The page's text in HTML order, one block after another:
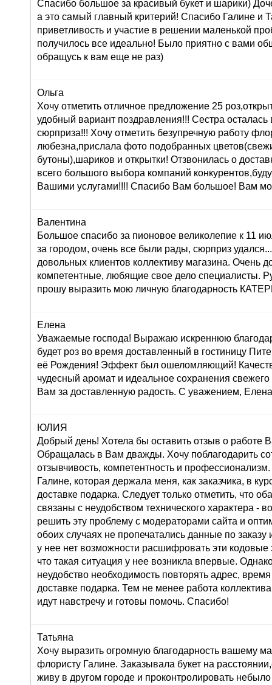
Спасибо большое за красивый букет и шарики)
а это самый главный критерий! Спасибо Галине и
приветливость и участие в решении маленькой
получилось все идеально! Было приятно с вами
обращусь к вам еще не раз)
Ольга
Хочу отметить отличное предложение 25
удобный вариант поздравления!!! Сестра осталась
сюрприза!!! Хочу отметить безупречную работу
любезна,прислала фото подобранных
бутоны),шариков и открытки! Отзвонилась о
всего большого выбора компаний
Вашими услугами!!!! Спасибо Вам большое! Вам
Валентина
Большое спасибо за пионовое великолепие к 11
за городом, очень все были рады, сюрприз
довольных клиентов коллективу магазина. Очень
компетентные, любящие свое дело специалисты.
прошу выразить мою личную благодарность
Елена
Уважаемые господа! Выражаю искреннюю
будет роз во время доставленный в гостиницу
её Рождения! Эффект был ошеломляющий!
чудесный аромат и идеальное сохранения
Вам за доставленную радость. С уважением,
ЮЛИЯ
Добрый день! Хотела бы оставить отзыв о работе
Обращалась в Вам дважды. Хочу поблагодарить
отзывчивость, компетентность и
Галине, которая держала меня, как заказчика, в
доставке подарка. Следует только отметить, что
связаны с неудобством технического характера -
решить эту проблему с модераторами сайта и
обоих случаях не пропечатались данные по заказу
у нее нет возможности расшифровать эти кодовые
что такая ситуация у нее возникла впервые.
неудобство необходимость повторять адрес,
доставке подарка. Тем не менее работа
идут навстречу и готовы помочь. Спасибо!
Татьяна
Хочу выразить огромную благодарность вашему
флористу Галине. Заказывала букет на
живу в другом городе и проконтролировать